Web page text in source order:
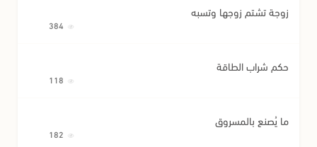
زوجة تشتم زوجها وتسبه
حكم شراب الطاقة
ما يُصنع بالمسروق